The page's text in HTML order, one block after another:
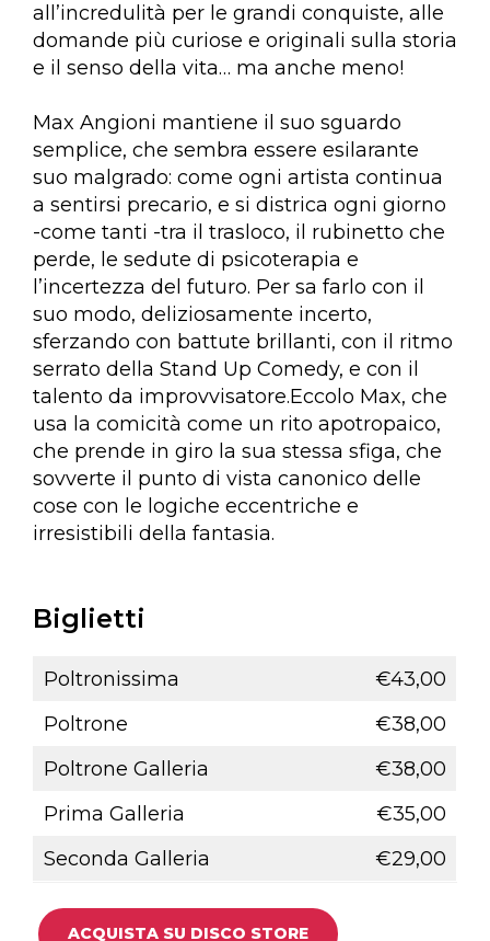
all’incredulità per le grandi conquiste, alle
domande più curiose e originali sulla storia
e il senso della vita… ma anche meno!
Max Angioni mantiene il suo sguardo
semplice, che sembra essere esilarante
suo malgrado: come ogni artista continua
a sentirsi precario, e si districa ogni giorno
-come tanti -tra il trasloco, il rubinetto che
perde, le sedute di psicoterapia e
l’incertezza del futuro. Per sa farlo con il
suo modo, deliziosamente incerto,
sferzando con battute brillanti, con il ritmo
serrato della Stand Up Comedy, e con il
talento da improvvisatore.Eccolo Max, che
usa la comicità come un rito apotropaico,
che prende in giro la sua stessa sfiga, che
sovverte il punto di vista canonico delle
cose con le logiche eccentriche e
irresistibili della fantasia.
Biglietti
Poltronissima
€43,00
Poltrone
€38,00
Poltrone Galleria
€38,00
Prima Galleria
€35,00
Seconda Galleria
€29,00
ACQUISTA SU DISCO STORE